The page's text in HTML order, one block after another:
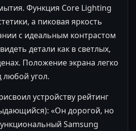
Функция Core Lighting
а пиковая яркость
с идеальным контрастом
детали как в светлых,
Положение экрана легко
любой угол.
устройству рейтинг
«Он дорогой, но
Samsung